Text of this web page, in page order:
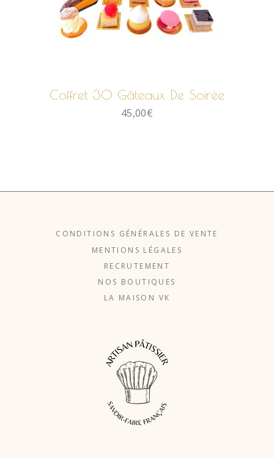
Coffret 30 Gâteaux De Soirée
45,00€
CONDITIONS GÉNÉRALES DE VENTE
MENTIONS LÉGALES
RECRUTEMENT
NOS BOUTIQUES
LA MAISON VK